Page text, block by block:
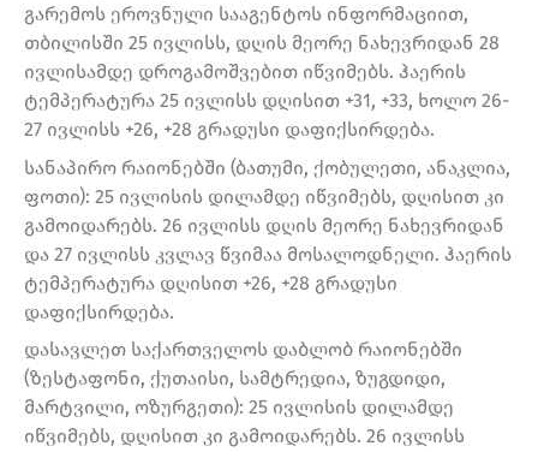
გარემოს ეროვნული სააგენტოს ინფორმაციით,
თბილისში 25 ივლისს, დღის მეორე ნახევრიდან 28
ივლისამდე დროგამოშვებით იწვიმებს. ჰაერის
ტემპერატურა 25 ივლისს დღისით +31, +33, ხოლო 26-
27 ივლისს +26, +28 გრადუსი დაფიქსირდება.
სანაპირო რაიონებში (ბათუმი, ქობულეთი, ანაკლია,
ფოთი): 25 ივლისის დილამდე იწვიმებს, დღისით კი
გამოიდარებს. 26 ივლისს დღის მეორე ნახევრიდან
და 27 ივლისს კვლავ წვიმაა მოსალოდნელი. ჰაერის
ტემპერატურა დღისით +26, +28 გრადუსი
დაფიქსირდება.
დასავლეთ საქართველოს დაბლობ რაიონებში
(ზესტაფონი, ქუთაისი, სამტრედია, ზუგდიდი,
მარტვილი, ოზურგეთი): 25 ივლისის დილამდე
იწვიმებს, დღისით კი გამოიდარებს. 26 ივლისს